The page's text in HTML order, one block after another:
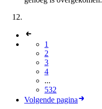
1
2
3
4
...
532
Volgende pagina